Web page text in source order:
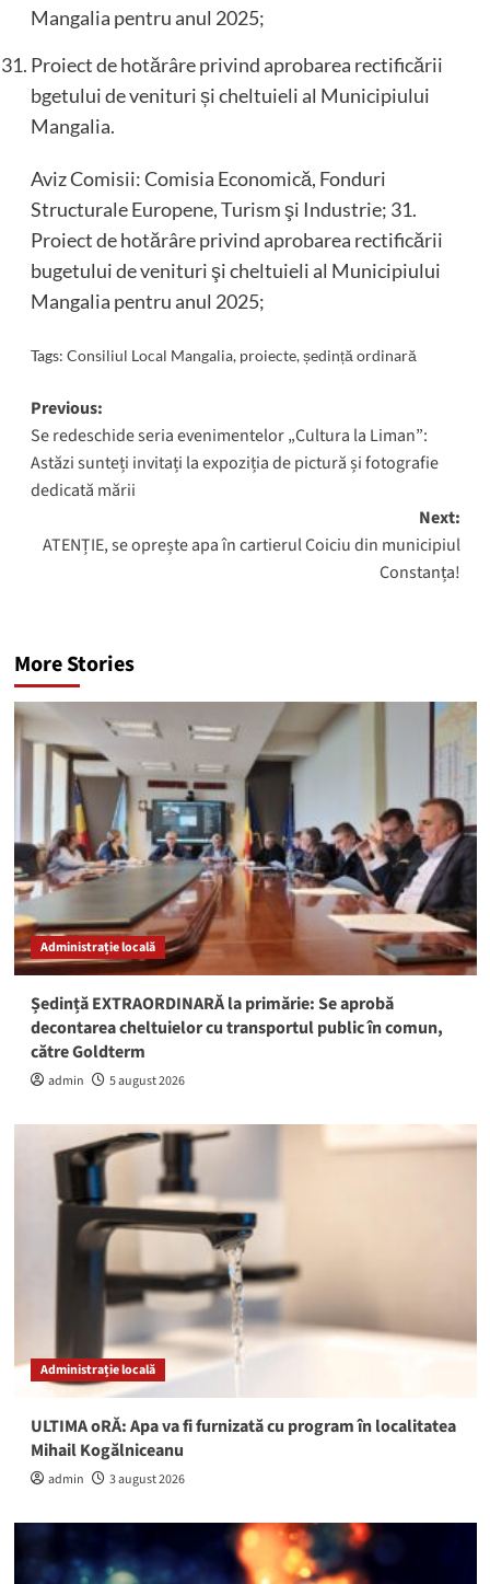
Mangalia pentru anul 2025;
Proiect de hotărâre privind aprobarea rectificării
bgetului de venituri și cheltuieli al Municipiului
Mangalia.
Aviz Comisii: Comisia Economică, Fonduri
Structurale Europene, Turism şi Industrie; 31.
Proiect de hotărâre privind aprobarea rectificării
bugetului de venituri şi cheltuieli al Municipiului
Mangalia pentru anul 2025;
Tags: Consiliul Local Mangalia, proiecte,ședință ordinară
Post
navigation
Previous:
Se redeschide seria evenimentelor „Cultura la Liman”:
Astăzi sunteți invitați la expoziția de pictură și fotografie
dedicată mării
Next:
ATENȚIE, se oprește apa în cartierul Coiciu din municipiul
Constanța!
More Stories
Administrație locală
Ședință EXTRAORDINARĂ la primărie: Se aprobă
decontarea cheltuielor cu transportul public în comun,
către Goldterm
admin 5 august 2026
Administrație locală
ULTIMA oRĂ: Apa va fi furnizată cu program în localitatea
Mihail Kogălniceanu
admin 3 august 2026